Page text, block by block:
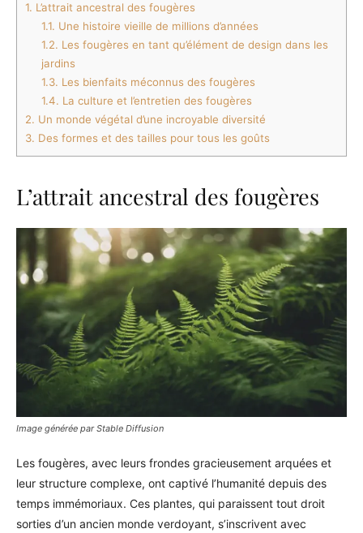
1. L’attrait ancestral des fougères
1.1. Une histoire vieille de millions d’années
1.2. Les fougères en tant qu’élément de design dans les
jardins
1.3. Les bienfaits méconnus des fougères
1.4. La culture et l’entretien des fougères
2. Un monde végétal d’une incroyable diversité
3. Des formes et des tailles pour tous les goûts
L’attrait ancestral des fougères
Image générée par Stable Diffusion
Les fougères, avec leurs frondes gracieusement arquées et
leur structure complexe, ont captivé l’humanité depuis des
temps immémoriaux. Ces plantes, qui paraissent tout droit
sorties d’un ancien monde verdoyant, s’inscrivent avec